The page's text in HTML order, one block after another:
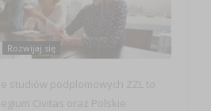
Rozwijaj się
studiów podplomowych ZZL to
Civitas oraz Polskie